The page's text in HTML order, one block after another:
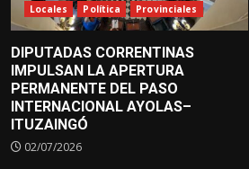
Locales Política Provinciales
DIPUTADAS CORRENTINAS
IMPULSAN LA APERTURA
PERMANENTE DEL PASO
INTERNACIONAL AYOLAS–
ITUZAINGÓ
02/07/2026